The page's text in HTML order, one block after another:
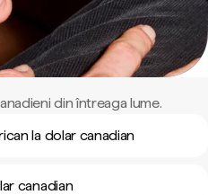
din întreaga lume.
la dolar canadian
canadian